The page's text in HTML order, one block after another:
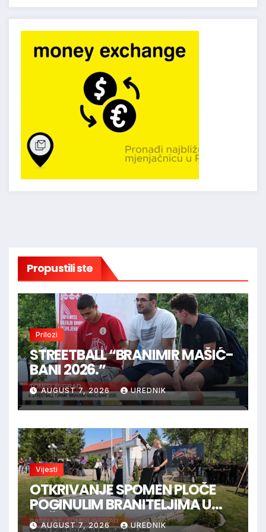
Propustili ste
Prilozi
STREETBALL “BRANIMIR MAŠIĆ-
BANI 2026.”
AUGUST 7, 2026 UREDNIK
Vijesti
OTKRIVANJE SPOMEN PLOČE
POGINULIM BRANITELJIMA U
RAŠELJKAMA
AUGUST 7, 2026 UREDNIK